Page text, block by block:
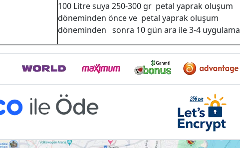
100 Litre suya 250-300 gr petal yaprak oluşum
döneminden önce ve petal yaprak oluşum
döneminden sonra 10 gün ara ile 3-4 uygulama